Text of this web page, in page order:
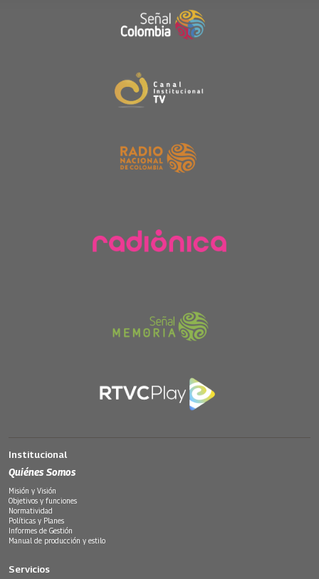
Institucional
Quiénes Somos
Misión y Visión
Objetivos y funciones
Normatividad
Políticas y Planes
Informes de Gestión
Manual de producción y estilo
Servicios